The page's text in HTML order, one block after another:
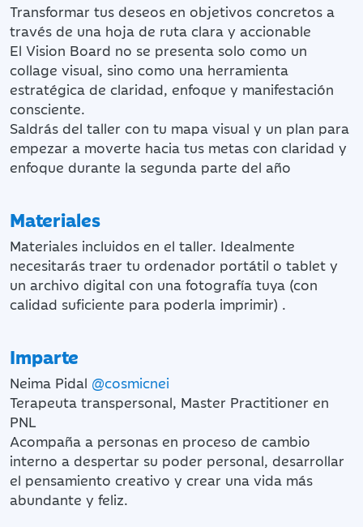
Transformar tus deseos en objetivos concretos a
través de una hoja de ruta clara y accionable
El Vision Board no se presenta solo como un
collage visual, sino como una herramienta
estratégica de claridad, enfoque y manifestación
consciente.
Saldrás del taller con tu mapa visual y un plan para
empezar a moverte hacia tus metas con claridad y
enfoque durante la segunda parte del año
Materiales
Materiales incluidos en el taller. Idealmente
necesitarás traer tu ordenador portátil o tablet y
un archivo digital con una fotografía tuya (con
calidad suficiente para poderla imprimir) .
Imparte
Neima Pidal @cosmicnei
Terapeuta transpersonal, Master Practitioner en
PNL
Acompaña a personas en proceso de cambio
interno a despertar su poder personal, desarrollar
el pensamiento creativo y crear una vida más
abundante y feliz.